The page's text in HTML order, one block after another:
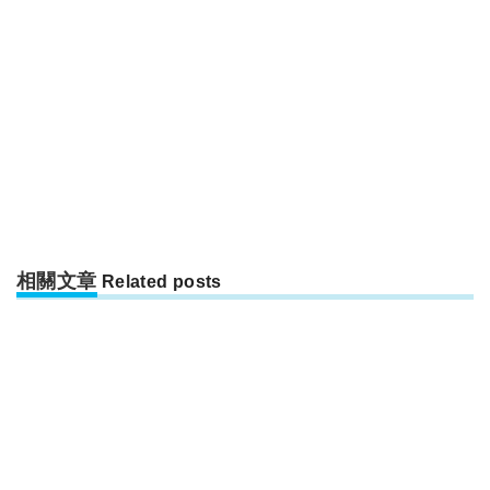
相關文章 Related posts